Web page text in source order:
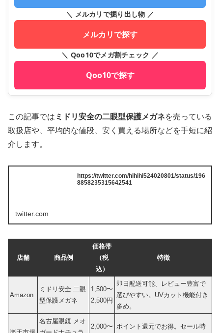
＼ メルカリで掘り出し物 ／
メルカリで探す
＼ Qoo10でメガ割チェック ／
Qoo10で探す
この記事では ミドリ安全の二眼型保護メガネを売っている
取扱店や、平均的な値段、安く買える場所などを手短に紹
介します。
https://twitter.com/hihihi524020801/status/196
8858235315642541
twitter.com
店舗 商品例
価格帯
（税
込）
特徴
Amazon
ミドリ安全 二眼
型保護メガネ
1,500〜
2,500円
即日配送可能、レビュー豊富で
選びやすい。UVカット機能付き
多め。
名古屋眼鏡 メオ
2,000〜 ポイント還元でお得。セール時